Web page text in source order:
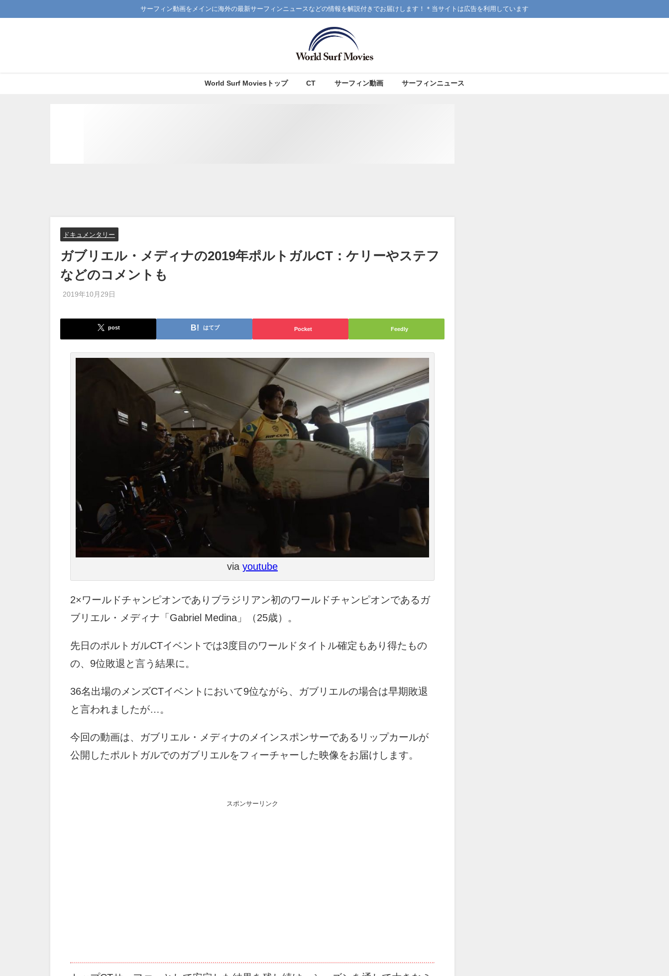
サーフィン動画をメインに海外の最新サーフィンニュースなどの情報を解説付きでお届けします！＊当サイトは広告を利用しています
World Surf Moviesトップ CT サーフィン動画 サーフィンニュース
ドキュメンタリー
ガブリエル・メディナの2019年ポルトガルCT：ケリーやステフ
などのコメントも
2019年10月29日
post はてブ Pocket Feedly
via youtube
2×ワールドチャンピオンでありブラジリアン初のワールドチャンピオンであるガ
ブリエル・メディナ「Gabriel Medina」（25歳）。
先日のポルトガルCTイベントでは3度目のワールドタイトル確定もあり得たもの
の、9位敗退と言う結果に。
36名出場のメンズCTイベントにおいて9位ながら、ガブリエルの場合は早期敗退
と言われましたが…。
今回の動画は、ガブリエル・メディナのメインスポンサーであるリップカールが
公開したポルトガルでのガブリエルをフィーチャーした映像をお届けします。
スポンサーリンク